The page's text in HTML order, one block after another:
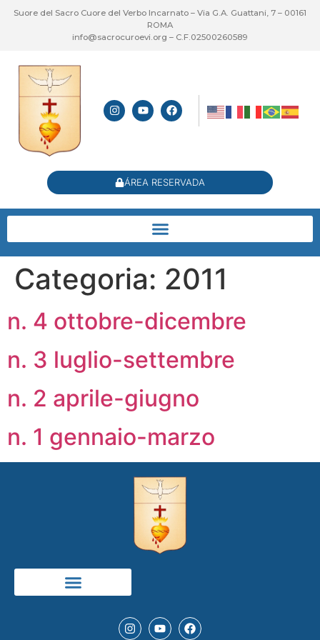
Suore del Sacro Cuore del Verbo Incarnato – Via G.A. Guattani, 7 – 00161
ROMA
info@sacrocuroevi.org – C.F.02500260589
ÁREA RESERVADA
Categoria: 2011
n. 4 ottobre-dicembre
n. 3 luglio-settembre
n. 2 aprile-giugno
n. 1 gennaio-marzo